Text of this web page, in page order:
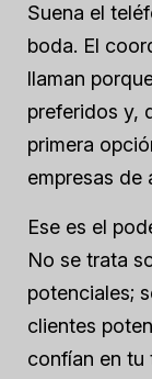
Suena el
boda. El
llaman
preferidos y,
primera
empresas de
Ese es el
No se trata
potenciales;
clientes
confían en tu